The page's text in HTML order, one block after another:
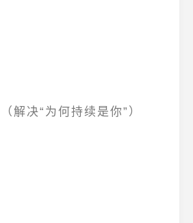
（解决“为何持续是你”）